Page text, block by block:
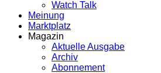
Watch Talk
Meinung
Marktplatz
Magazin
Aktuelle Ausgabe
Archiv
Abonnement